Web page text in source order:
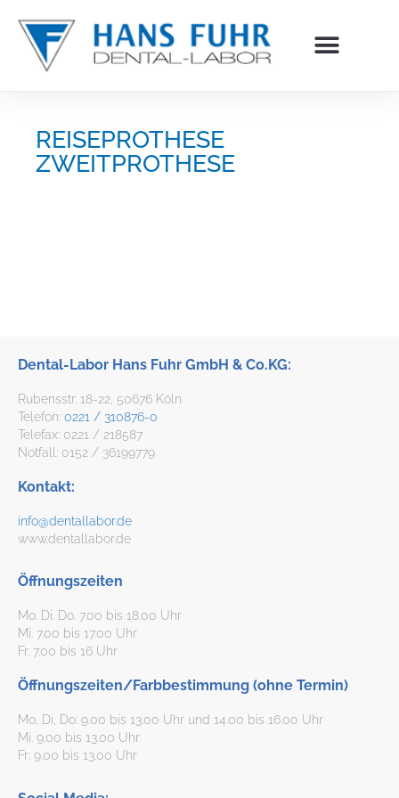
springen
REISEPROTHESE
ZWEITPROTHESE
Dental-Labor Hans Fuhr GmbH & Co.KG:
Rubensstr. 18-22, 50676 Köln
Telefon: 0221 / 310876-0
Telefax: 0221 / 218587
Notfall: 0152 / 36199779
Kontakt:
info@dentallabor.de
www.dentallabor.de
Öffnungszeiten
Mo. Di. Do. 7.00 bis 18.00 Uhr
Mi. 7.00 bis 17.00 Uhr
Fr. 7.00 bis 16 Uhr
Öffnungszeiten/Farbbestimmung (ohne Termin)
Mo, Di, Do: 9.00 bis 13.00 Uhr und 14.00 bis 16.00 Uhr
Mi. 9.00 bis 13.00 Uhr
Fr: 9.00 bis 13.00 Uhr